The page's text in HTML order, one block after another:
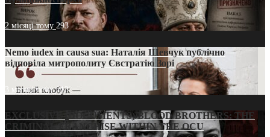
2 місяці тому 293
Nemo iudex in causa sua: Наталія Шевчук публічно
відповіла митрополиту Євстратію Зорі
3 місяці тому213
EXCLUSIVE (DOCUMENTS)/BLOOD BROTHERS: THE
CRIMINAL FRANCHISE WITHIN THE OCU